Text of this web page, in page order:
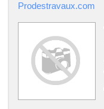
Prodestravaux.com